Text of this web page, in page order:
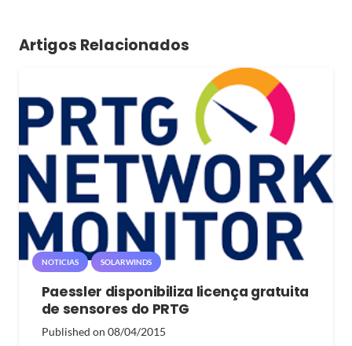
Artigos Relacionados
NOTICIAS SOLARWINDS
Paessler disponibiliza licença gratuita
de sensores do PRTG
Published on 08/04/2015